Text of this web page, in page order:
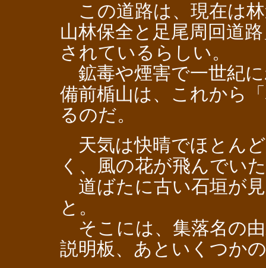
この道路は、現在は
山林保全と足尾周回道
されているらしい。
鉱毒や煙害で一世紀
備前楯山は、これから
るのだ。
天気は快晴でほとん
く、風の花が飛んでい
道ばたに古い石垣が
と。
そこには、集落名の
説明板、あといくつか